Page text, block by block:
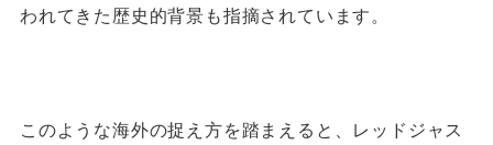
われてきた歴史的背景も指摘されています。
このような海外の捉え方を踏まえると、レッドジャス